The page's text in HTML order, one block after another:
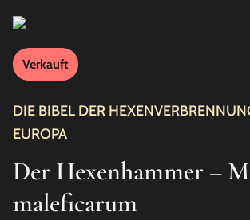
Verkauft
DIE BIBEL DER
EUROPA
Der Hexenhammer –
maleficarum